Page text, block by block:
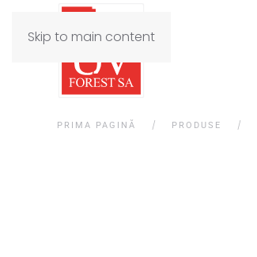
Skip to main content
PRIMA PAGINĂ PRODUSE